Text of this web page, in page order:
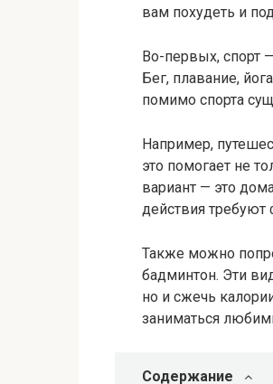
вам похудеть и
Во-первых, спорт
Бег, плавание,
помимо спорта
Например,
это помогает не
вариант — это
действия требуют
Также можно
бадминтон. Эти
но и сжечь
заниматься
Содержание